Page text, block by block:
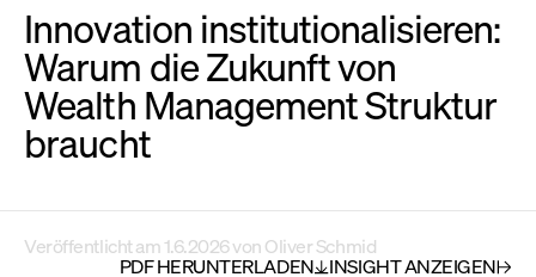
Innovation institutionalisieren:
Warum die Zukunft von
Wealth Management Struktur
braucht
Veröffentlicht am1.6.2026vonOliver Schmid
PDF HERUNTERLADEN
INSIGHT ANZEIGEN